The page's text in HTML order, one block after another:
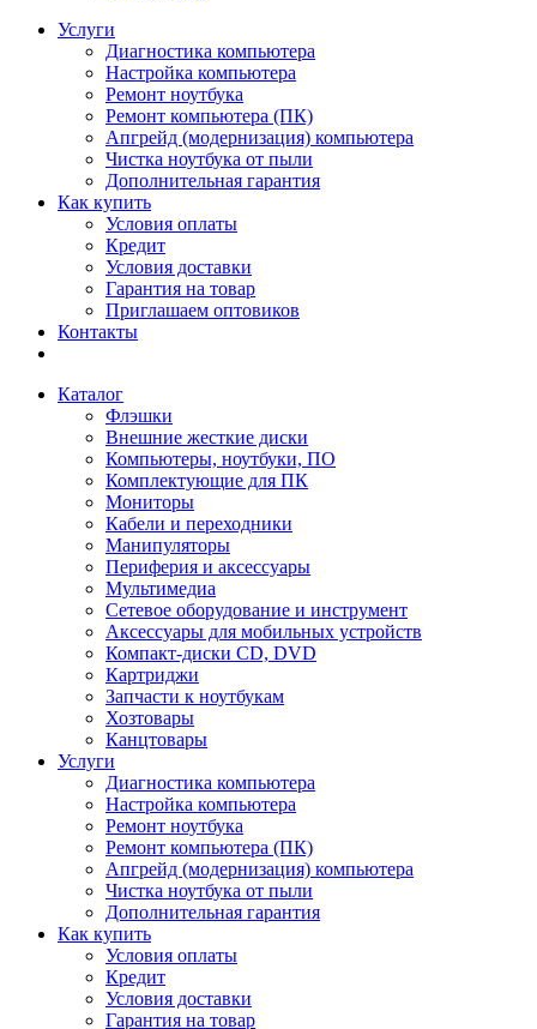
Услуги
Диагностика компьютера
Настройка компьютера
Ремонт ноутбука
Ремонт компьютера (ПК)
Апгрейд (модернизация) компьютера
Чистка ноутбука от пыли
Дополнительная гарантия
Как купить
Условия оплаты
Кредит
Условия доставки
Гарантия на товар
Приглашаем оптовиков
Контакты
Каталог
Флэшки
Внешние жесткие диски
Компьютеры, ноутбуки, ПО
Комплектующие для ПК
Мониторы
Кабели и переходники
Манипуляторы
Периферия и аксессуары
Мультимедиа
Сетевое оборудование и инструмент
Аксессуары для мобильных устройств
Компакт-диски CD, DVD
Картриджи
Запчасти к ноутбукам
Хозтовары
Канцтовары
Услуги
Диагностика компьютера
Настройка компьютера
Ремонт ноутбука
Ремонт компьютера (ПК)
Апгрейд (модернизация) компьютера
Чистка ноутбука от пыли
Дополнительная гарантия
Как купить
Условия оплаты
Кредит
Условия доставки
Гарантия на товар